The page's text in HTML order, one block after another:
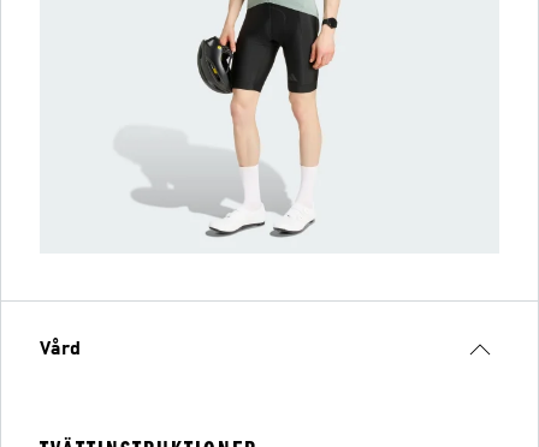
Vård